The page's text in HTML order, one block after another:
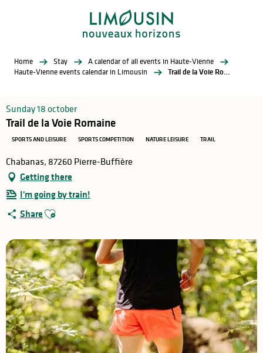
Home Stay
A calendar of all events in Haute-Vienne
Haute-Vienne events calendar in Limousin
Trail de la Voie Romaine
Sunday 18 october
Trail de la Voie Romaine
SPORTS AND LEISURE SPORTS COMPETITION NATURE LEISURE TRAIL
Chabanas, 87260 Pierre-Buffière
Getting there
I'm going by train!
Share Ajouter aux favoris